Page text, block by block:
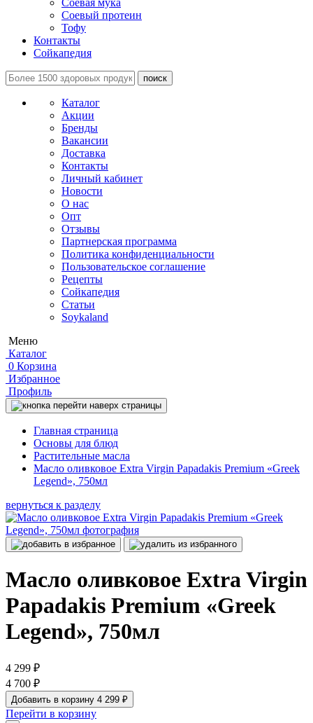
Соевый протеин
Тофу
Контакты
Сойкапедия
поиск
Каталог
Акции
Бренды
Вакансии
Доставка
Контакты
Личный кабинет
Новости
О нас
Опт
Отзывы
Партнерская программа
Политика конфиденциальности
Пользовательское соглашение
Рецепты
Сойкапедия
Статьи
Soykaland
Меню
Каталог
0 Корзина
Избранное
Профиль
Главная страница
Основы для блюд
Растительные масла
Масло оливковое Extra Virgin Papadakis Premium «Greek
Legend», 750мл
вернуться к разделу
Масло оливковое Extra Virgin
Papadakis Premium «Greek
Legend», 750мл
4 299 ₽
4 700 ₽
Добавить в корзину 4 299 ₽
Перейти в корзину